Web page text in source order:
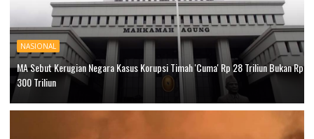
NASIONAL
MA Sebut Kerugian Negara Kasus Korupsi Timah 'Cuma' Rp 28 Triliun Bukan Rp
300 Triliun